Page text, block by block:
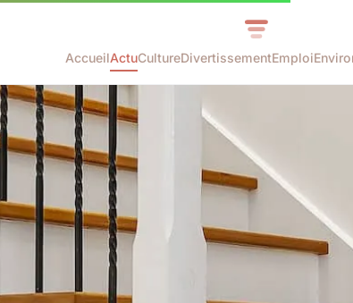
AccueilActuCultureDivertissementEmploi